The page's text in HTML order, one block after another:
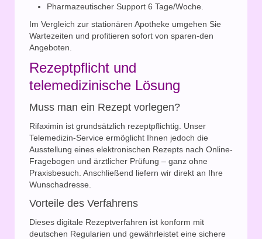
Pharmazeutischer Support 6 Tage/Woche.
Im Vergleich zur stationären Apotheke umgehen Sie
Wartezeiten und profitieren sofort von sparen-den
Angeboten.
Rezeptpflicht und
telemedizinische Lösung
Muss man ein Rezept vorlegen?
Rifaximin ist grundsätzlich rezeptpflichtig. Unser
Telemedizin-Service ermöglicht Ihnen jedoch die
Ausstellung eines elektronischen Rezepts nach Online-
Fragebogen und ärztlicher Prüfung – ganz ohne
Praxisbesuch. Anschließend liefern wir direkt an Ihre
Wunschadresse.
Vorteile des Verfahrens
Dieses digitale Rezeptverfahren ist konform mit
deutschen Regularien und gewährleistet eine sichere